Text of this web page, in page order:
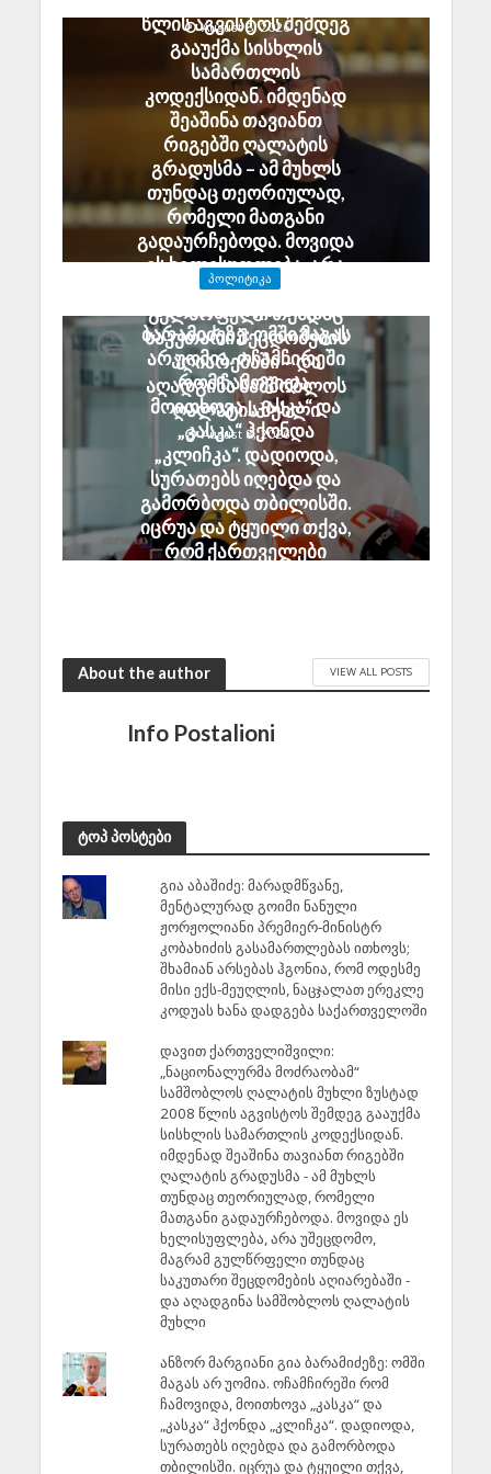
August 8, 2026
წლის აგვისტოს შემდეგ
გააუქმა სისხლის
სამართლის
კოდექსიდან. იმდენად
შეაშინა თავიანთ
რიგებში ღალატის
გრადუსმა – ამ მუხლს
თუნდაც თეორიულად,
რომელი მათგანი
გადაურჩებოდა. მოვიდა
ეს ხელისუფლება, არა
უშეცდომო, მაგრამ
გულწრფელი თუნდაც
საკუთარი შეცდომების
აღიარებაში – და
აღადგინა სამშობლოს
ღალატის მუხლი
August 8, 2026
ᲞᲝᲚᲘᲢᲘᲙᲐ
ანზორ მარგიანი გია
ბარამიძეზე: ომში მაგას
არ უომია. ოჩამჩირეში
რომ ჩამოვიდა,
მოითხოვა „კასკა“ და
„კასკა“ ჰქონდა
„კლიჩკა“. დადიოდა,
სურათებს იღებდა და
გამორბოდა თბილისში.
იცრუა და ტყუილი თქვა,
რომ ქართველები
About the author VIEW ALL POSTS
Info Postalioni
ტოპ პოსტები
გია აბაშიძე: მარადმწვანე,
მენტალურად გოიმი ნანული
ჟორჟოლიანი პრემიერ-მინისტრ
კობახიძის გასამართლებას ითხოვს;
შხამიან არსებას ჰგონია, რომ ოდესმე
მისი ექს-მეუღლის, ნაცჯალათ ერეკლე
კოდუას ხანა დადგება საქართველოში
დავით ქართველიშვილი:
„ნაციონალურმა მოძრაობამ“
სამშობლოს ღალატის მუხლი ზუსტად
2008 წლის აგვისტოს შემდეგ გააუქმა
სისხლის სამართლის კოდექსიდან.
იმდენად შეაშინა თავიანთ რიგებში
ღალატის გრადუსმა - ამ მუხლს
თუნდაც თეორიულად, რომელი
მათგანი გადაურჩებოდა. მოვიდა ეს
ხელისუფლება, არა უშეცდომო,
მაგრამ გულწრფელი თუნდაც
საკუთარი შეცდომების აღიარებაში -
და აღადგინა სამშობლოს ღალატის
მუხლი
ანზორ მარგიანი გია ბარამიძეზე: ომში
მაგას არ უომია. ოჩამჩირეში რომ
ჩამოვიდა, მოითხოვა „კასკა“ და
„კასკა“ ჰქონდა „კლიჩკა“. დადიოდა,
სურათებს იღებდა და გამორბოდა
თბილისში. იცრუა და ტყუილი თქვა,